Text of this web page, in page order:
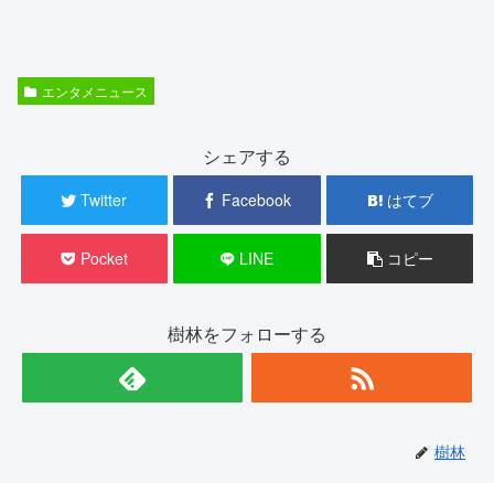
エンタメニュース
シェアする
Twitter Facebook はてブ
Pocket LINE コピー
樹林をフォローする
樹林